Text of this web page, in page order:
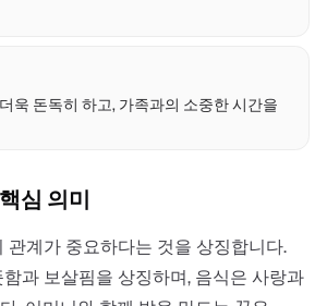
욱 돈독히 하고, 가족과의 소중한 시간을
심 의미
관계가 중요하다는 것을 상징합니다.
과 보살핌을 상징하며, 음식은 사랑과